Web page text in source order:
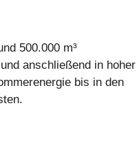
500.000 m³
anschließend in hoher
bis in den